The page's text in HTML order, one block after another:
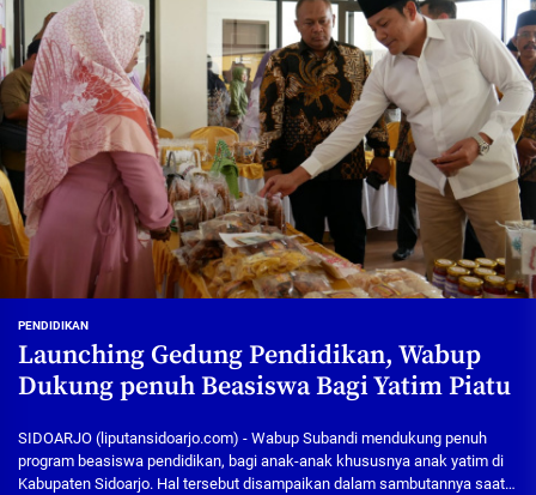
PENDIDIKAN
Launching Gedung Pendidikan, Wabup
Dukung penuh Beasiswa Bagi Yatim Piatu
SIDOARJO (liputansidoarjo.com) - Wabup Subandi mendukung penuh
program beasiswa pendidikan, bagi anak-anak khususnya anak yatim di
Kabupaten Sidoarjo. Hal tersebut disampaikan dalam sambutannya saat